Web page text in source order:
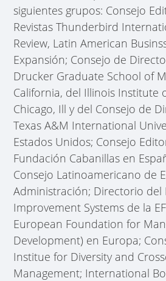
siguientes grupos: Consejo
Revistas Thunderbird
Review, Latin American
Expansión; Consejo de
Drucker Graduate School of
California, del Illinois Institute
Chicago, Ill y del Consejo de
Texas A&M International
Estados Unidos; Consejo
Fundación Cabanillas en
Consejo Latinoamericano de
Administración; Directorio del
Improvement Systems de la
European Foundation for
Development) en Europa;
Institue for Diversity and
Management; International